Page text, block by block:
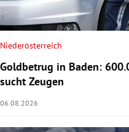
Niederösterreich
Goldbetrug in Baden:
sucht Zeugen
06.08.2026